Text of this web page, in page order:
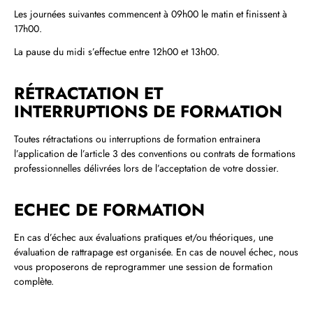
Les journées suivantes commencent à 09h00 le matin et finissent à
17h00.
La pause du midi s’effectue entre 12h00 et 13h00.
RÉTRACTATION ET
INTERRUPTIONS DE FORMATION
Toutes rétractations ou interruptions de formation entrainera
l’application de l’article 3 des conventions ou contrats de formations
professionnelles délivrées lors de l’acceptation de votre dossier.
ECHEC DE FORMATION
En cas d’échec aux évaluations pratiques et/ou théoriques, une
évaluation de rattrapage est organisée. En cas de nouvel échec, nous
vous proposerons de reprogrammer une session de formation
complète.